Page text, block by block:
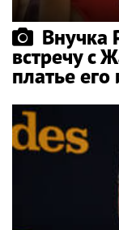
Внучка
встречу с
платье его